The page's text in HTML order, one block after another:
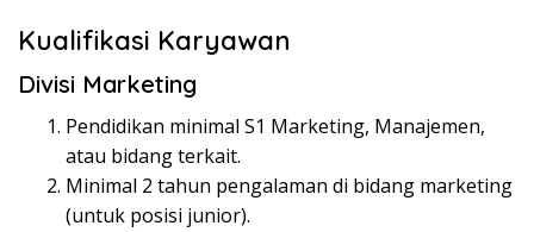
Kualifikasi Karyawan
Divisi Marketing
Pendidikan minimal S1 Marketing, Manajemen,
atau bidang terkait.
Minimal 2 tahun pengalaman di bidang marketing
(untuk posisi junior).